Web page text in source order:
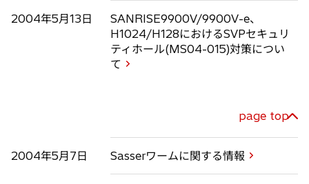
2004年5月13日
SANRISE9900V/9900V-e、
H1024/H128におけるSVPセキュリ
ティホール(MS04-015)対策につい
て
page top
2004年5月7日 Sasserワームに関する情報